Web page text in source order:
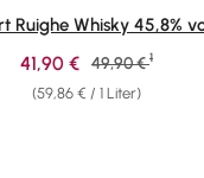
von 4.84 von
Ruighe Whisky 45,8%
(59,86 € / 1 Liter)
Verkaufspreis:
41,90 € Regulärer Preis:
49,90 € 1